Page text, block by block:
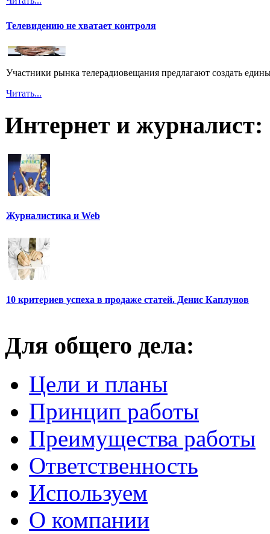
Телевидению не хватает контроля
Участники рынка телерадиовещания предлагают создать
Читать...
Интернет и журналист:
Журналистика и Web
10 критериев успеха в продаже статей. Денис Каплунов
Для общего дела:
Цели и планы
Принцип работы
Преимущества работы
Ответственность
Используем
О компании